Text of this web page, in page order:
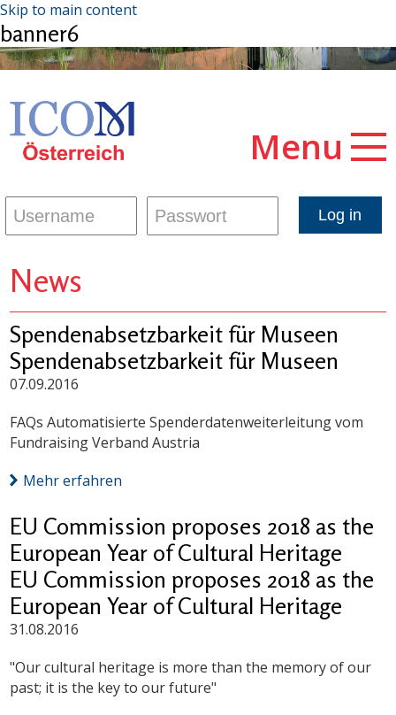
Skip to main content
banner6
Menu
News
Spendenabsetzbarkeit für Museen
Spendenabsetzbarkeit für Museen
07.09.2016
FAQs Automatisierte Spenderdatenweiterleitung vom
Fundraising Verband Austria
Mehr erfahren
EU Commission proposes 2018 as the
European Year of Cultural Heritage
EU Commission proposes 2018 as the
European Year of Cultural Heritage
31.08.2016
"Our cultural heritage is more than the memory of our
past; it is the key to our future"